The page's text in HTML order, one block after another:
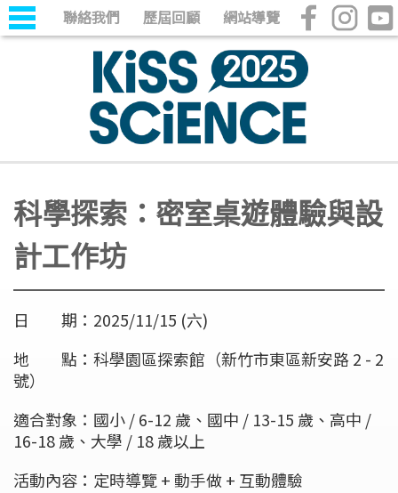
聯絡我們 歷屆回顧 網站導覽
科學探索：密室桌遊體驗與設
計工作坊
日 期：2025/11/15 (六)
地 點：科學園區探索館（新竹市東區新安路 2 - 2
號）
適合對象：國小 / 6-12 歲、國中 / 13-15 歲、高中 /
16-18 歲、大學 / 18 歲以上
活動內容：定時導覽 + 動手做 + 互動體驗